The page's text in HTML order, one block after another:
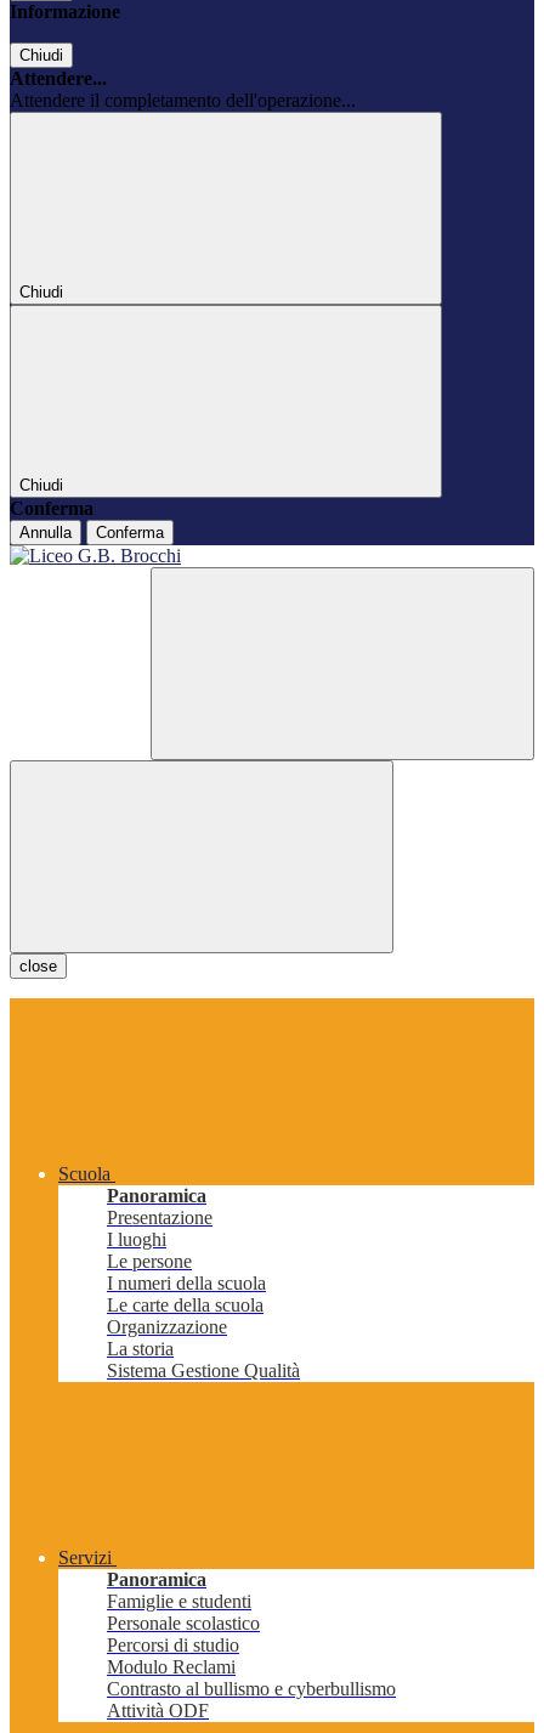
Informazione
Chiudi
Attendere...
Attendere il completamento dell'operazione...
Chiudi
Chiudi
Conferma
Annulla Conferma
close
Scuola
Panoramica
Presentazione
I luoghi
Le persone
I numeri della scuola
Le carte della scuola
Organizzazione
La storia
Sistema Gestione Qualità
Servizi
Panoramica
Famiglie e studenti
Personale scolastico
Percorsi di studio
Modulo Reclami
Contrasto al bullismo e cyberbullismo
Attività ODF